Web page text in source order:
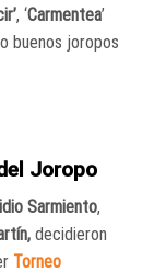
, ‘Carmentea’
buenos joropos
Joropo
Sarmiento,
decidieron
Torneo